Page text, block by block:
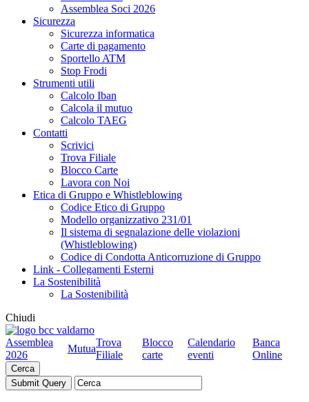
Assemblea Soci 2026
Sicurezza
Sicurezza informatica
Carte di pagamento
Sportello ATM
Stop Frodi
Strumenti utili
Calcolo Iban
Calcola il mutuo
Calcolo TAEG
Contatti
Scrivici
Trova Filiale
Blocco Carte
Lavora con Noi
Etica di Gruppo e Whistleblowing
Codice Etico di Gruppo
Modello organizzativo 231/01
Il sistema di segnalazione delle violazioni
(Whistleblowing)
Codice di Condotta Anticorruzione di Gruppo
Link - Collegamenti Esterni
La Sostenibilità
La Sostenibilità
Chiudi
Assemblea
2026
Mutua
Trova
Filiale
Blocco
carte
Calendario
eventi
Banca
Online
Cerca